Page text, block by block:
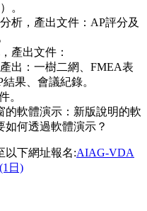
。
析，產出文件：AP評分及
產出文件：
產出：一樹二網、FMEA表
果、會議紀錄。
。
的軟體演示：新版說明的軟
何透過軟體演示？
以下網址報名:AIAG-VDA
日)